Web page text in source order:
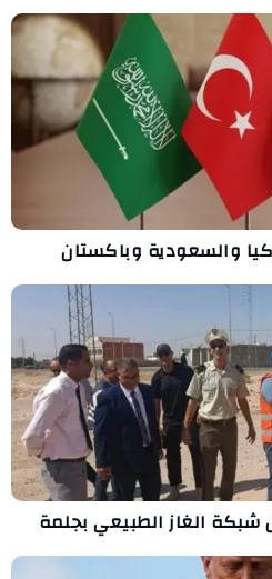
والسعودية وباكستان
الغاز الطبيعي بجلمة